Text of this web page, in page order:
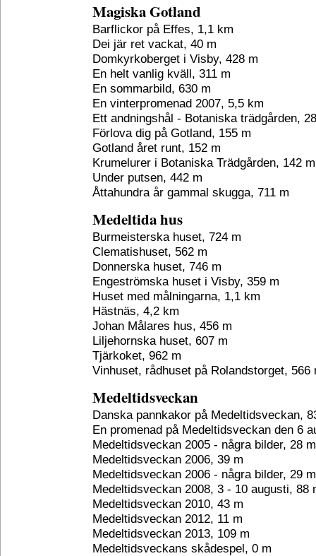
Magiska Gotland
Barflickor på Effes, 1,1 km
Dei jär ret vackat, 40 m
Domkyrkoberget i Visby, 428 m
En helt vanlig kväll, 311 m
En sommarbild, 630 m
En vinterpromenad 2007, 5,5 km
Ett andningshål - Botaniska trädgården,
Förlova dig på Gotland, 155 m
Gotland året runt, 152 m
Krumelurer i Botaniska Trädgården, 142 m
Under putsen, 442 m
Åttahundra år gammal skugga, 711 m
Medeltida hus
Burmeisterska huset, 724 m
Clematishuset, 562 m
Donnerska huset, 746 m
Engeströmska huset i Visby, 359 m
Huset med målningarna, 1,1 km
Hästnäs, 4,2 km
Johan Målares hus, 456 m
Liljehornska huset, 607 m
Tjärkoket, 962 m
Vinhuset, rådhuset på Rolandstorget, 566
Medeltidsveckan
Danska pannkakor på Medeltidsveckan,
En promenad på Medeltidsveckan den 6
Medeltidsveckan 2005 - några bilder, 28 m
Medeltidsveckan 2006, 39 m
Medeltidsveckan 2006 - några bilder, 29 m
Medeltidsveckan 2008, 3 - 10 augusti, 88
Medeltidsveckan 2010, 43 m
Medeltidsveckan 2012, 11 m
Medeltidsveckan 2013, 109 m
Medeltidsveckans skådespel, 0 m